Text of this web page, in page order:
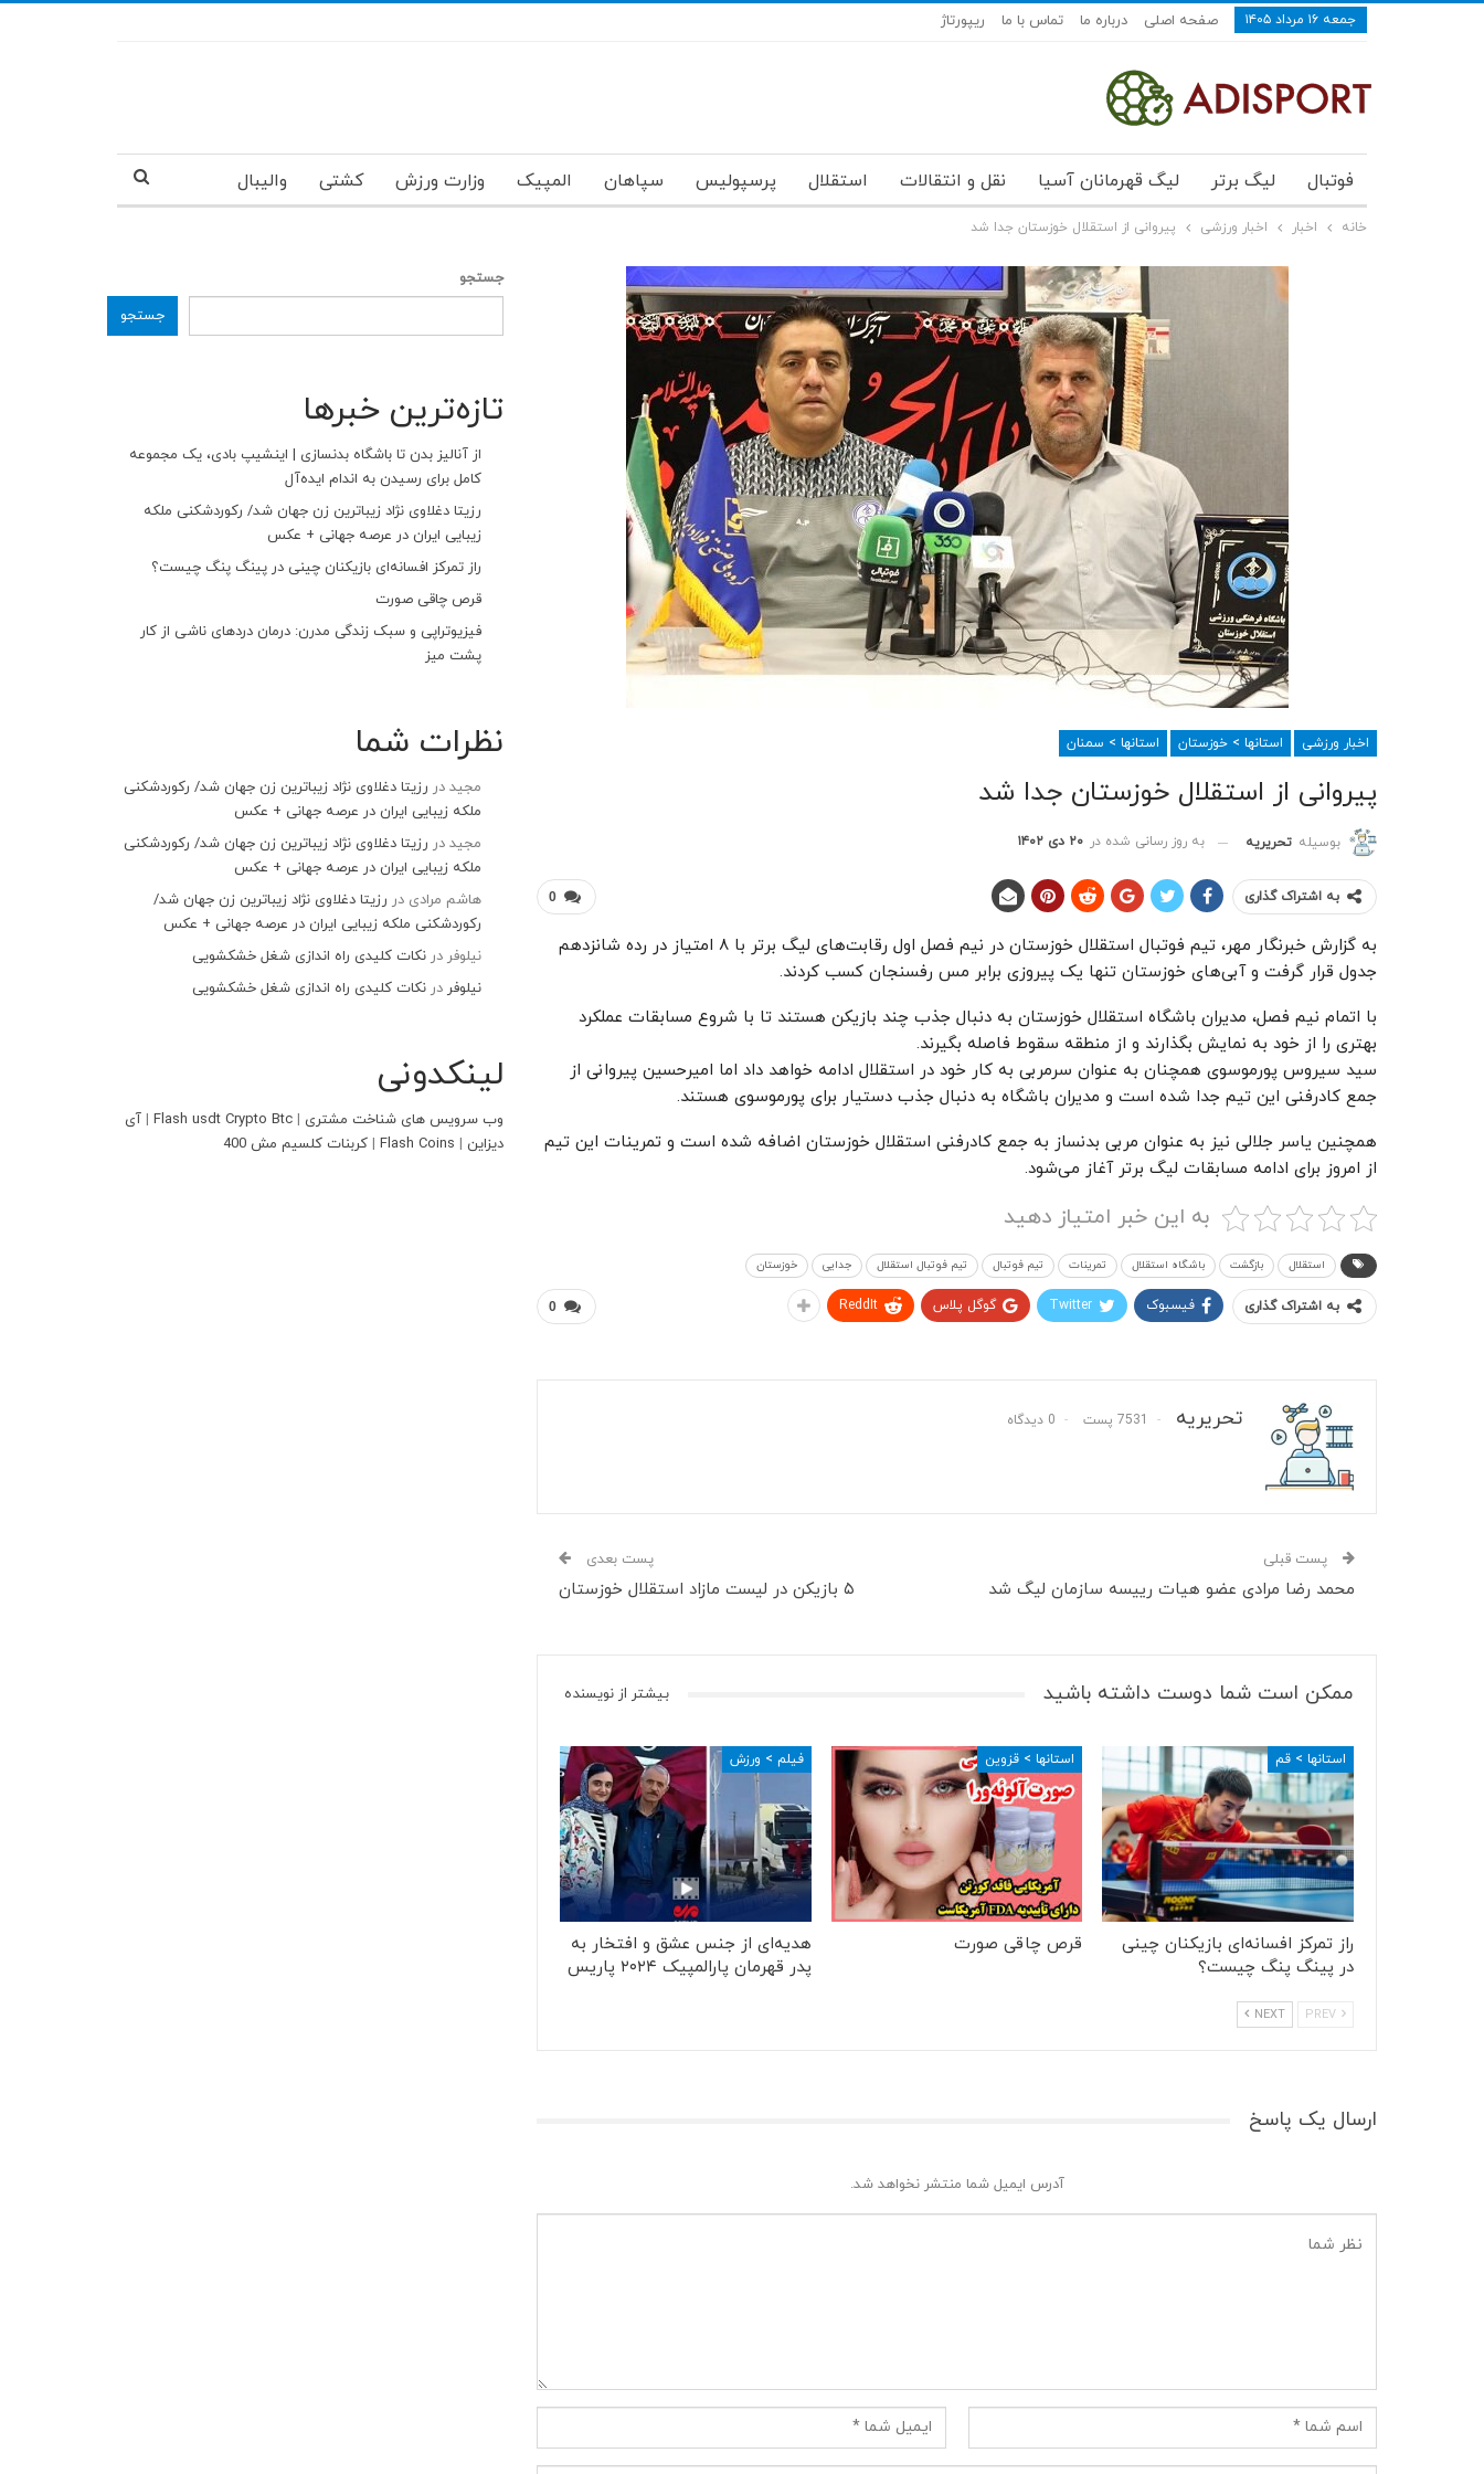
جمعه ۱۶ مرداد ۱۴۰۵ صفحه اصلی درباره ما تماس با ما ریپورتاژ
فوتبال لیگ برتر لیگ قهرمانان آسیا نقل و انتقالات استقلال پرسپولیس سپاهان المپیک وزارت ورزش کشتی والیبال
خانه اخبار اخبار ورزشی پیروانی از استقلال خوزستان جدا شد
اخبار ورزشی استانها > خوزستان استانها > سمنان
پیروانی از استقلال خوزستان جدا شد
بوسیله تحریریه به روز رسانی شده در ۲۰ دی ۱۴۰۲
0 به اشتراک گذاری
به گزارش خبرنگار مهر، تیم فوتبال استقلال خوزستان در نیم فصل اول رقابت‌های لیگ برتر با ۸ امتیاز در رده شانزدهم
جدول قرار گرفت و آبی‌های خوزستان تنها یک پیروزی برابر مس رفسنجان کسب کردند.
با اتمام نیم فصل، مدیران باشگاه استقلال خوزستان به دنبال جذب چند بازیکن هستند تا با شروع مسابقات عملکرد
بهتری را از خود به نمایش بگذارند و از منطقه سقوط فاصله بگیرند.
سید سیروس پورموسوی همچنان به عنوان سرمربی به کار خود در استقلال ادامه خواهد داد اما امیرحسین پیروانی از
جمع کادرفنی این تیم جدا شده است و مدیران باشگاه به دنبال جذب دستیار برای پورموسوی هستند.
همچنین یاسر جلالی نیز به عنوان مربی بدنساز به جمع کادرفنی استقلال خوزستان اضافه شده است و تمرینات این تیم
از امروز برای ادامه مسابقات لیگ برتر آغاز می‌شود.
به این خبر امتیاز دهید
استقلال بازگشت باشگاه استقلال تمرینات تیم فوتبال تیم فوتبال استقلال جدایی خوزستان
0 به اشتراک گذاری فیسبوک Twitter گوگل پلاس ReddIt
تحریریه 7531 پست 0 دیدگاه
پست قبلی
محمد رضا مرادی عضو هیات رییسه سازمان لیگ شد
پست بعدی
۵ بازیکن در لیست مازاد استقلال خوزستان
ممکن است شما دوست داشته باشید بیشتر از نویسنده
استانها > قم
راز تمرکز افسانه‌ای بازیکنان چینی
در پینگ پنگ چیست؟
استانها > قزوین
قرص چاقی صورت
فیلم > ورزش
هدیه‌ای از جنس عشق و افتخار به
پدر قهرمان پارالمپیک ۲۰۲۴ پاریس
NEXT
ارسال یک پاسخ
آدرس ایمیل شما منتشر نخواهد شد.
جستجو
جستجو
تازه‌ترین خبرها
از آنالیز بدن تا باشگاه بدنسازی | اینشیپ بادی، یک مجموعه
کامل برای رسیدن به اندام ایده‌آل
رزیتا دغلاوی نژاد زیباترین زن جهان شد/ رکوردشکنی ملکه
زیبایی ایران در عرصه جهانی + عکس
راز تمرکز افسانه‌ای بازیکنان چینی در پینگ پنگ چیست؟
قرص چاقی صورت
فیزیوتراپی و سبک زندگی مدرن: درمان دردهای ناشی از کار
پشت میز
نظرات شما
مجیددر رزیتا دغلاوی نژاد زیباترین زن جهان شد/ رکوردشکنی
ملکه زیبایی ایران در عرصه جهانی + عکس
مجیددر رزیتا دغلاوی نژاد زیباترین زن جهان شد/ رکوردشکنی
ملکه زیبایی ایران در عرصه جهانی + عکس
هاشم مرادی در رزیتا دغلاوی نژاد زیباترین زن جهان شد/
رکوردشکنی ملکه زیبایی ایران در عرصه جهانی + عکس
نیلوفر در نکات کلیدی راه اندازی شغل خشکشویی
نیلوفر در نکات کلیدی راه اندازی شغل خشکشویی
لینکدونی
وب سرویس های شناخت مشتری |
Flash usdt Crypto Btc
| آی
دیزاین|
Flash Coins
| کربنات کلسیم مش 400